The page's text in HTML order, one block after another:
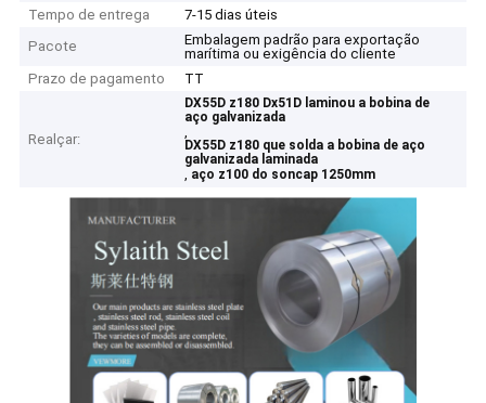
Tempo de entrega
7-15 dias úteis
Pacote
Embalagem padrão para exportação
marítima ou exigência do cliente
Prazo de pagamento
TT
Realçar:
DX55D z180 Dx51D laminou a bobina de
aço galvanizada
,
DX55D z180 que solda a bobina de aço
galvanizada laminada
, aço z100 do soncap 1250mm